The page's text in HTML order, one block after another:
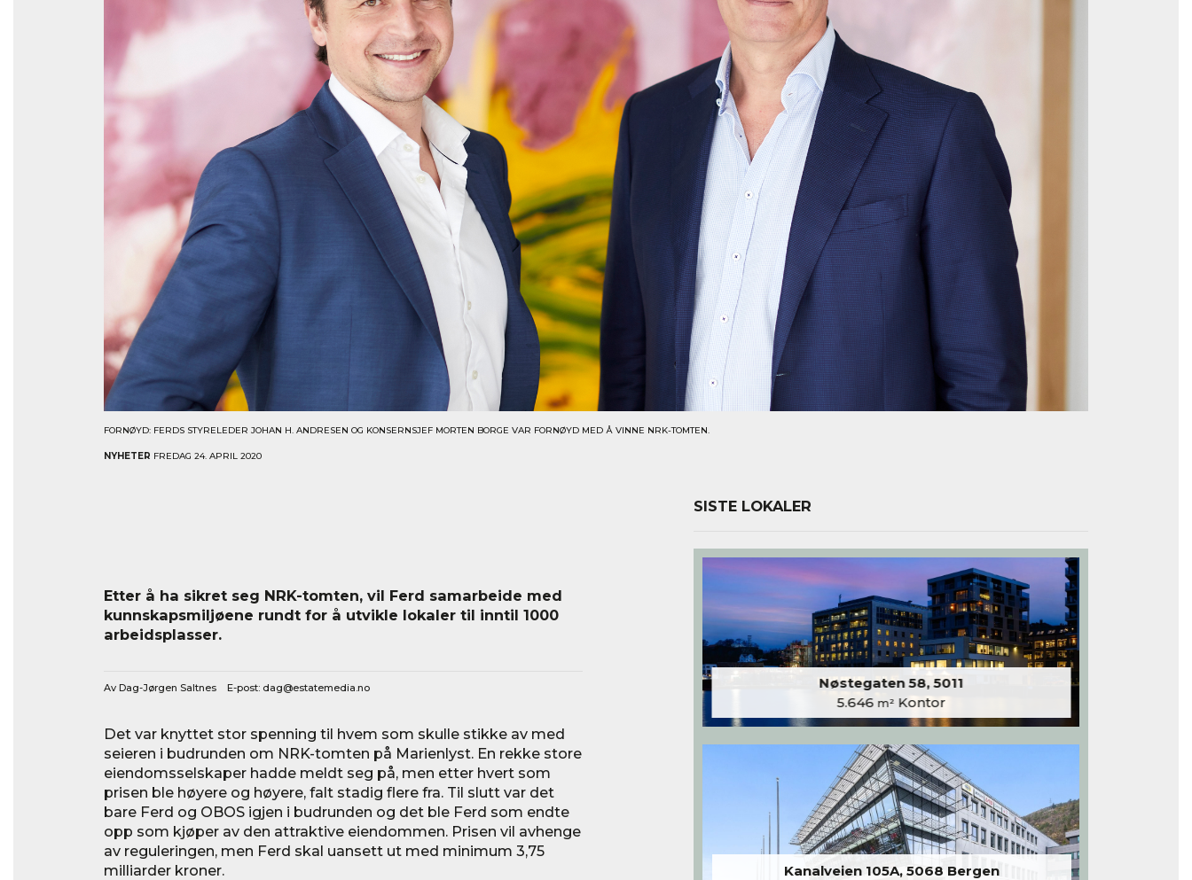
FORNØYD: FERDS STYRELEDER JOHAN H. ANDRESEN OG KONSERNSJEF MORTEN BORGE VAR FORNØYD MED Å VINNE NRK-TOMTEN.
NYHETER FREDAG 24. APRIL 2020
Etter å ha sikret seg NRK-tomten, vil Ferd samarbeide med
kunnskapsmiljøene rundt for å utvikle lokaler til inntil 1000
arbeidsplasser.
Av Dag-Jørgen Saltnes E-post: dag@estatemedia.no
Det var knyttet stor spenning til hvem som skulle stikke av med
seieren i budrunden om NRK-tomten på Marienlyst. En rekke store
eiendomsselskaper hadde meldt seg på, men etter hvert som
prisen ble høyere og høyere, falt stadig flere fra. Til slutt var det
bare Ferd og OBOS igjen i budrunden og det ble Ferd som endte
opp som kjøper av den attraktive eiendommen. Prisen vil avhenge
av reguleringen, men Ferd skal uansett ut med minimum 3,75
milliarder kroner.
SISTE LOKALER
Nøstegaten 58, 5011
5.646 m² Kontor
Kanalveien 105A, 5068 Bergen